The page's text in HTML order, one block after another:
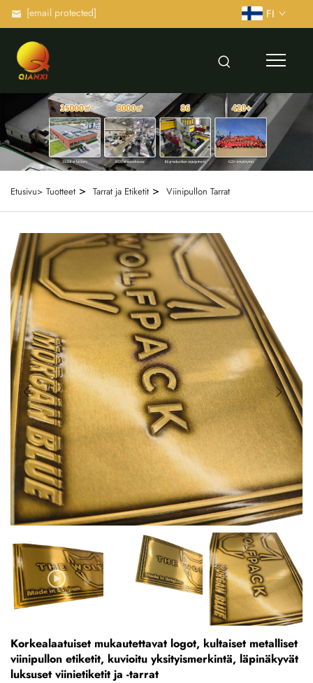
[email protected] FI
Etusivu> Tuotteet > Tarrat ja Etiketit > Viinipullon Tarrat
Korkealaatuiset mukautettavat logot, kultaiset metalliset
viinipullon etiketit, kuvioitu yksityismerkintä, läpinäkyvät
luksuset viinietiketit ja -tarrat